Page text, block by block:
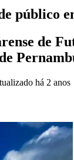
público
de
há 2 anos